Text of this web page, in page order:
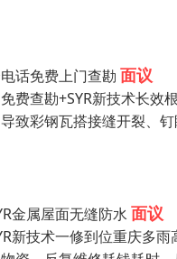
限公司
责任公司深耕建筑防水